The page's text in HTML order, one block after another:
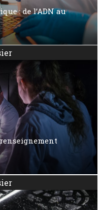
: de l’ADN au